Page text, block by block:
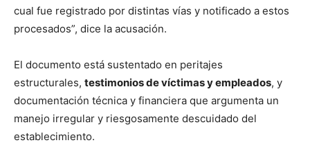
cual fue registrado por distintas vías y notificado a estos
procesados”, dice la acusación.
El documento está sustentado en peritajes
estructurales, testimonios de víctimas y empleados, y
documentación técnica y financiera que argumenta un
manejo irregular y riesgosamente descuidado del
establecimiento.